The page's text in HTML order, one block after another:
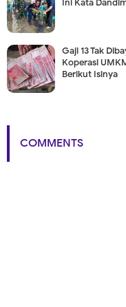
Gaji 13 Tak
Koperasi
Berikut Isinya
COMMENTS